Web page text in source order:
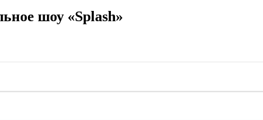
шоу «Splash»